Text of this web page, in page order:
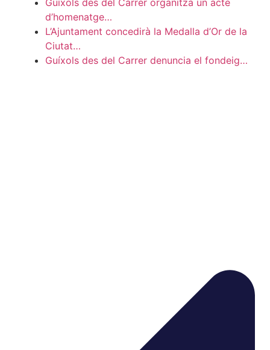
d’homenatge…
L’Ajuntament concedirà la Medalla d’Or de la
Ciutat…
Guíxols des del Carrer denuncia el fondeig…